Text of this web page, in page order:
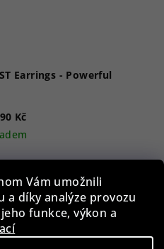
Vám umožnili
a díky analýze provozu
funkce, výkon a
Earrings - Powerful
Kč
košíku